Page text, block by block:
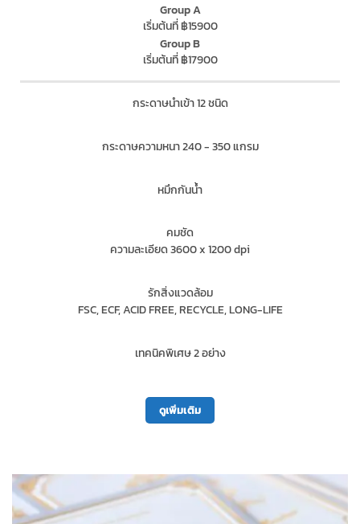
Group A
เริ่มต้นที่ ฿15900
Group B
เริ่มต้นที่ ฿17900
กระดาษนำเข้า 12 ชนิด
กระดาษความหนา 240 - 350 แกรม
หมึกกันน้ำ
คมชัด
ความละเอียด 3600 x 1200 dpi
รักสิ่งแวดล้อม
FSC, ECF, ACID FREE, RECYCLE, LONG-LIFE
เทคนิคพิเศษ 2 อย่าง
ดูเพิ่มเติม